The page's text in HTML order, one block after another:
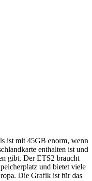
ist mit 45GB enorm, wenn
enthalten ist und
gibt. Der ETS2 braucht
und bietet viele
Die Grafik ist für das